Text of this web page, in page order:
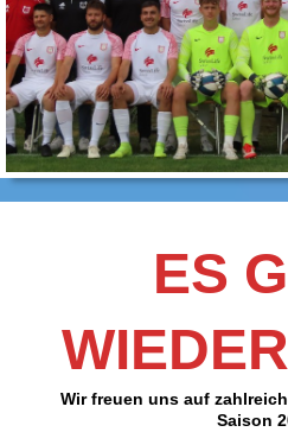
ES
Wir freuen uns auf
Saison